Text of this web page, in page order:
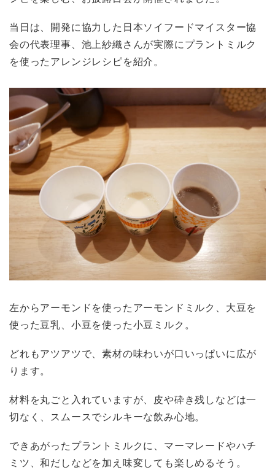
当日は、開発に協力した日本ソイフードマイスター協
会の代表理事、池上紗織さんが実際にプラントミルク
を使ったアレンジレシピを紹介。
左からアーモンドを使ったアーモンドミルク、大豆を
使った豆乳、小豆を使った小豆ミルク。
どれもアツアツで、素材の味わいが口いっぱいに広が
ります。
材料を丸ごと入れていますが、皮や砕き残しなどは一
切なく、スムースでシルキーな飲み心地。
できあがったプラントミルクに、マーマレードやハチ
ミツ、和だしなどを加え味変しても楽しめるそう。